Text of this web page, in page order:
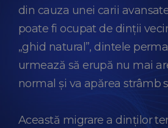
din cauza unei carii
poate fi ocupat de dinții
„ghid natural”, dintele
urmează să erupă nu mai
normal și va apărea strâmb
Această migrare a dinților